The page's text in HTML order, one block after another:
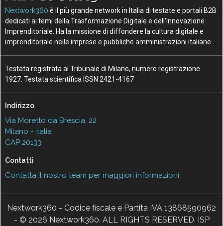
Nextwork360 è il più grande network in Italia di testate e portali B2B
dedicati ai temi della Trasformazione Digitale e dell’Innovazione
Imprenditoriale. Ha la missione di diffondere la cultura digitale e
imprenditoriale nelle imprese e pubbliche amministrazioni italiane.
Testata registrata al Tribunale di Milano, numero registrazione
1927. Testata scientifica ISSN 2421-4167
Indirizzo
Via Moretto da Brescia, 22
Milano - Italia
CAP 20133
Contatti
Contatta il nostro team per maggiori informazioni
Nextwork360 - Codice fiscale e Partita IVA 13868590962
- © 2026 Nextwork360. ALL RIGHTS RESERVED. ISP